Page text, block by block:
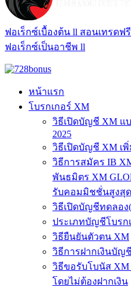
ฟอเร็กซ์เบื้องต้น ll สอนเทรดฟ
ฟอเร็กซ์เป็นอาชีพ ll
หน้าแรก
โบรกเกอร์ XM
วิธีเปิดบัญชี XM แบ
2025
วิธีเปิดบัญชี XM เ
วิธีการสมัคร IB
พันธมิตร XM
รับคอมมิชชั่นสูงสุด
วิธีเปิดบัญชีทดลอง
ประเภทบัญชีโบรก
วิธียืนยันตัวตน XM
วิธีการฝากเงินบัญ
วิธีขอรับโบนัส
โดยไม่ต้องฝากเงิน